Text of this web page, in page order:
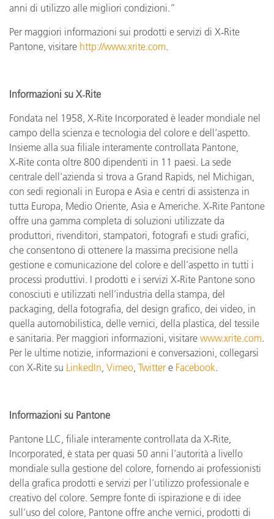
anni di utilizzo alle migliori condizioni.”
Per maggiori informazioni sui prodotti e servizi di X‑Rite
Pantone, visitare http://www.xrite.com.
Informazioni su X‑Rite
Fondata nel 1958, X‑Rite Incorporated è leader mondiale nel
campo della scienza e tecnologia del colore e dell’aspetto.
Insieme alla sua filiale interamente controllata Pantone,
X‑Rite conta oltre 800 dipendenti in 11 paesi. La sede
centrale dell’azienda si trova a Grand Rapids, nel Michigan,
con sedi regionali in Europa e Asia e centri di assistenza in
tutta Europa, Medio Oriente, Asia e Americhe. X‑Rite Pantone
offre una gamma completa di soluzioni utilizzate da
produttori, rivenditori, stampatori, fotografi e studi grafici,
che consentono di ottenere la massima precisione nella
gestione e comunicazione del colore e dell’aspetto in tutti i
processi produttivi. I prodotti e i servizi X‑Rite Pantone sono
conosciuti e utilizzati nell’industria della stampa, del
packaging, della fotografia, del design grafico, dei video, in
quella automobilistica, delle vernici, della plastica, del tessile
e sanitaria. Per maggiori informazioni, visitare www.xrite.com.
Per le ultime notizie, informazioni e conversazioni, collegarsi
con X‑Rite su LinkedIn Vimeo Twitter e Facebook.
Informazioni su Pantone
Pantone LLC, filiale interamente controllata da X‑Rite,
Incorporated, è stata per quasi 50 anni l’autorità a livello
mondiale sulla gestione del colore, fornendo ai professionisti
della grafica prodotti e servizi per l’utilizzo professionale e
creativo del colore. Sempre fonte di ispirazione e di idee
sull’uso del colore, Pantone offre anche vernici, prodotti di